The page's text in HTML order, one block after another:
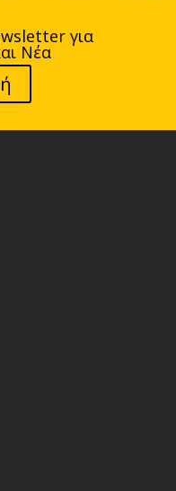
για
Νέα